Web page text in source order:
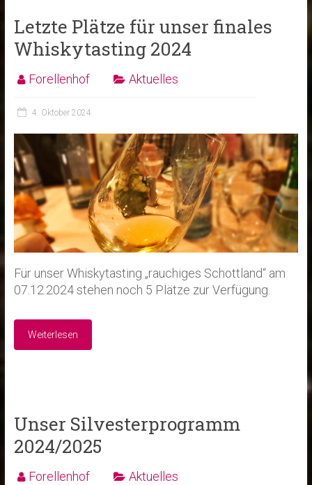
Letzte Plätze für unser finales
Whiskytasting 2024
Forellenhof Aktuelles
4. Oktober 2024
Für unser Whiskytasting „rauchiges Schottland“ am
07.12.2024 stehen noch 5 Plätze zur Verfügung.
Weiterlesen
Unser Silvesterprogramm
2024/2025
Forellenhof Aktuelles